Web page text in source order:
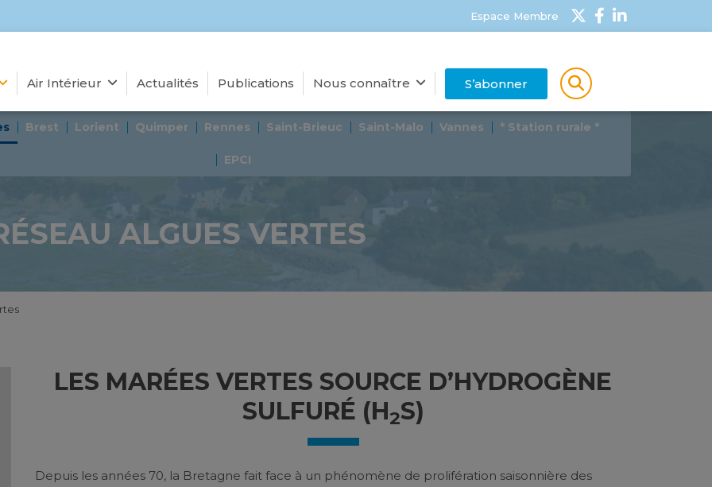
Espace Membre
Air Intérieur Actualités Publications Nous connaître S’abonner
Brest Lorient Quimper Rennes Saint-Brieuc Saint-Malo Vannes * Station rurale *
EPCI
ALGUES VERTES
LES MARÉES VERTES SOURCE D’HYDROGÈNE
SULFURÉ (H2S)
Depuis les années 70, la Bretagne fait face à un phénomène de prolifération saisonnière des